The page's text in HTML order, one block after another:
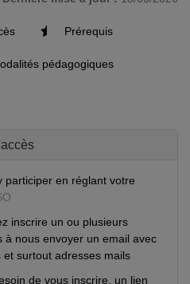
Prérequis
pédagogiques
participer en réglant votre
inscrire un ou plusieurs
à nous envoyer un email avec
surtout adresses mails
de vous inscrire, un lien